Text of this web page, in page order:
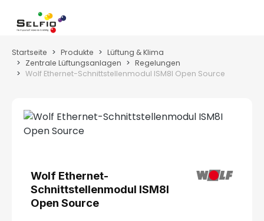
Zum Hauptinhalt springen
Startseite Produkte
Lüftung & Klima
Zentrale Lüftungsanlagen
Regelungen
Wolf Ethernet-Schnittstellenmodul ISM8I Open Source
Wolf Ethernet-
Schnittstellenmodul ISM8I
Open Source